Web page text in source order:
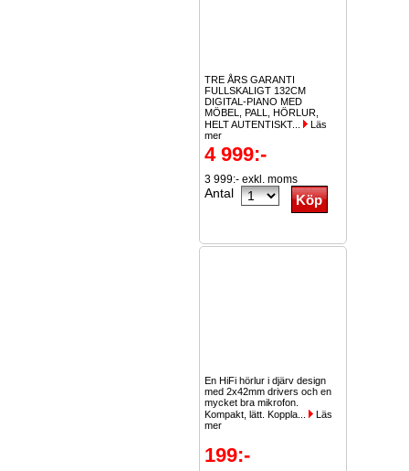
TRE ÅRS GARANTI
FULLSKALIGT 132CM
DIGITAL-PIANO MED
MÖBEL, PALL, HÖRLUR,
HELT AUTENTISKT...
Läs
mer
4 999:-
3 999:- exkl. moms
Antal
En HiFi hörlur i djärv design
med 2x42mm drivers och en
mycket bra mikrofon.
Kompakt, lätt. Koppla...
Läs
mer
199:-